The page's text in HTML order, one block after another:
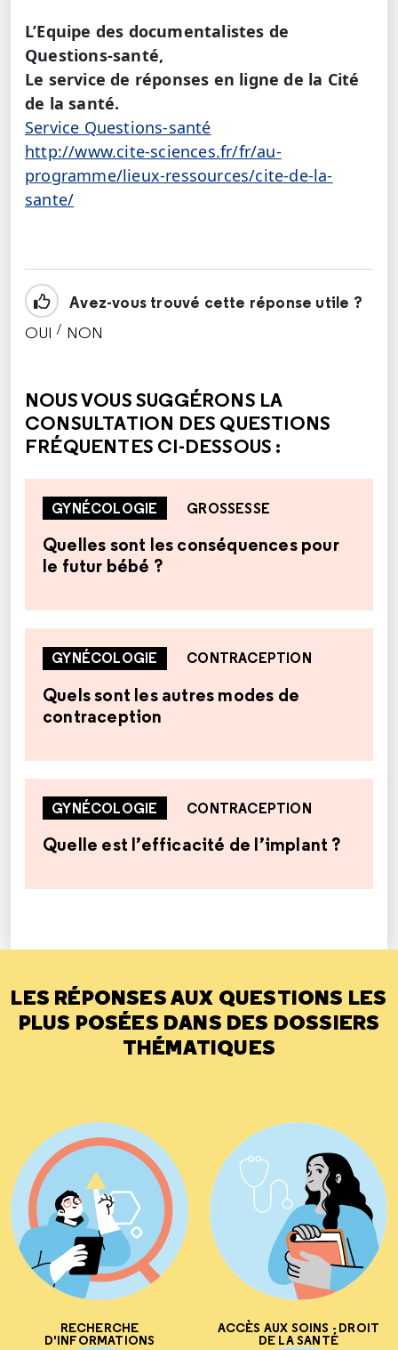
L’Equipe des documentalistes de
Questions-santé,
Le service de réponses en ligne de la Cité
de la santé.
Service Questions-santé
http://www.cite-sciences.fr/fr/au-
programme/lieux-ressources/cite-de-la-
sante/
Avez-vous trouvé cette réponse utile ?
OUI / NON
NOUS VOUS SUGGÉRONS LA
CONSULTATION DES QUESTIONS
FRÉQUENTES CI-DESSOUS :
GYNÉCOLOGIE GROSSESSE
Quelles sont les conséquences pour
le futur bébé ?
GYNÉCOLOGIE CONTRACEPTION
Quels sont les autres modes de
contraception
GYNÉCOLOGIE CONTRACEPTION
Quelle est l’efficacité de l’implant ?
LES RÉPONSES AUX QUESTIONS LES
PLUS POSÉES DANS DES DOSSIERS
THÉMATIQUES
RECHERCHE
D'INFORMATIONS
ACCÈS AUX SOINS - DROIT
DE LA SANTÉ